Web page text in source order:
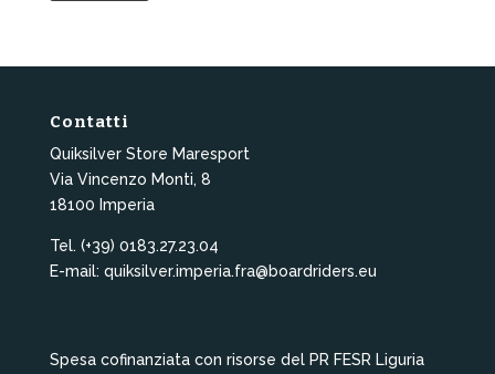
Contatti
Quiksilver Store Maresport
Via Vincenzo Monti, 8
18100 Imperia
Tel. (+39) 0183.27.23.04
E-mail: quiksilver.imperia.fra@boardriders.eu
Spesa cofinanziata con risorse del PR FESR Liguria